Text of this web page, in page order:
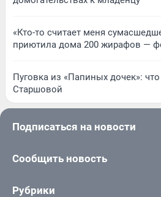
«Кто-то считает меня
приютила дома 200 жирафов —
Пуговка из «Папиных дочек»:
Старшовой
Подписаться на новости
Сообщить новость
Рубрики